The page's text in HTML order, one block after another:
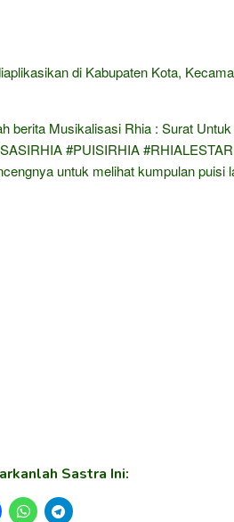
di Kabupaten Kota,
berita Musikalisasi Rhia : Surat
#PUISIRHIA​
untuk melihat kumpulan
Sastra Ini: